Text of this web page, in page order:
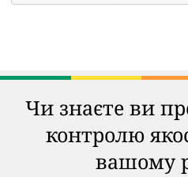
Чи знаєте ви
контролю
вашому